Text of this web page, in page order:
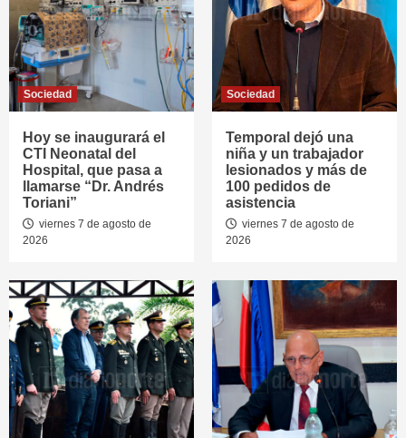
Sociedad
Hoy se inaugurará el
CTI Neonatal del
Hospital, que pasa a
llamarse “Dr. Andrés
Toriani”
viernes 7 de agosto de
2026
Sociedad
Temporal dejó una
niña y un trabajador
lesionados y más de
100 pedidos de
asistencia
viernes 7 de agosto de
2026